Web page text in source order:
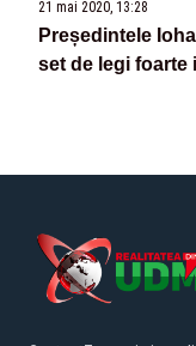
21 mai 2020, 13:28
Președintele
set de legi foarte